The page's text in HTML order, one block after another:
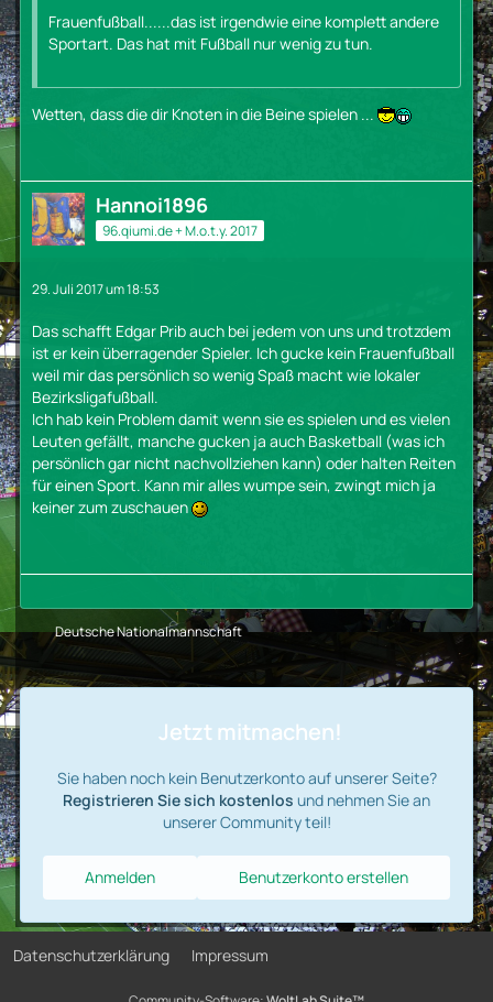
Frauenfußball......das ist irgendwie eine komplett andere
Sportart. Das hat mit Fußball nur wenig zu tun.
Wetten, dass die dir Knoten in die Beine spielen ...
Hannoi1896
96.qiumi.de + M.o.t.y. 2017
29. Juli 2017 um 18:53
Das schafft Edgar Prib auch bei jedem von uns und trotzdem
ist er kein überragender Spieler. Ich gucke kein Frauenfußball
weil mir das persönlich so wenig Spaß macht wie lokaler
Bezirksligafußball.
Ich hab kein Problem damit wenn sie es spielen und es vielen
Leuten gefällt, manche gucken ja auch Basketball (was ich
persönlich gar nicht nachvollziehen kann) oder halten Reiten
für einen Sport. Kann mir alles wumpe sein, zwingt mich ja
keiner zum zuschauen
Deutsche Nationalmannschaft
Jetzt mitmachen!
Sie haben noch kein Benutzerkonto auf unserer Seite?
Registrieren Sie sich kostenlos und nehmen Sie an
unserer Community teil!
Benutzerkonto erstellen
Anmelden
Datenschutzerklärung Impressum